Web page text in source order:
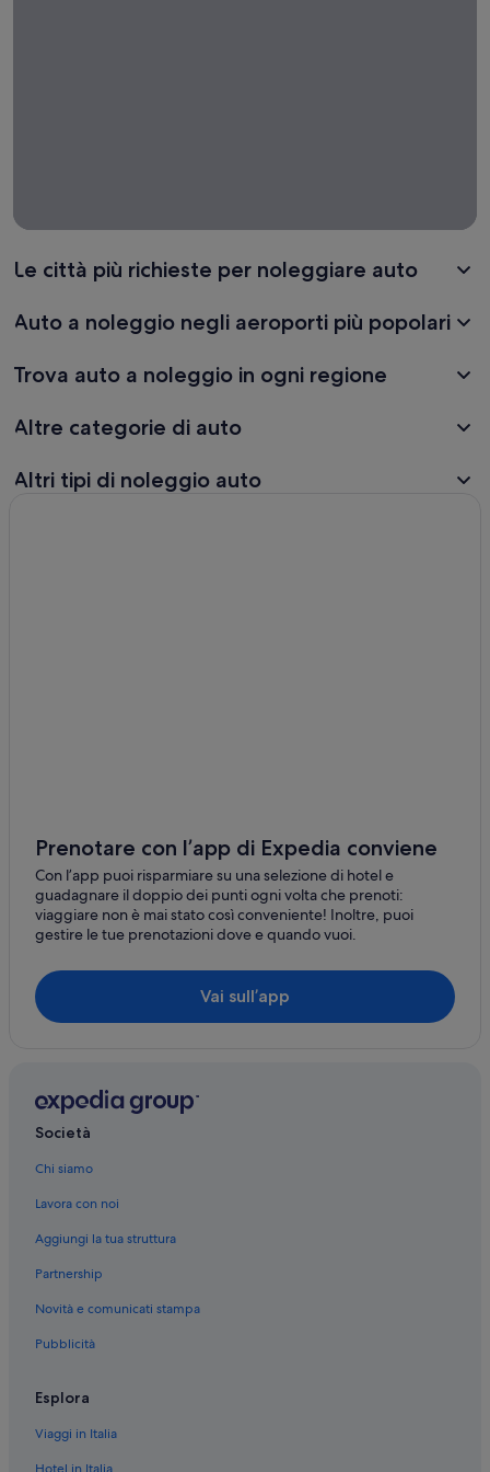
Le città più richieste per noleggiare auto
Auto a noleggio negli aeroporti più popolari
Trova auto a noleggio in ogni regione
Altre categorie di auto
Altri tipi di noleggio auto
Prenotare con l’app di Expedia conviene
Con l’app puoi risparmiare su una selezione di hotel e
guadagnare il doppio dei punti ogni volta che prenoti:
viaggiare non è mai stato così conveniente! Inoltre, puoi
gestire le tue prenotazioni dove e quando vuoi.
Vai sull’app
Società
Chi siamo
Lavora con noi
Aggiungi la tua struttura
Partnership
Novità e comunicati stampa
Pubblicità
Esplora
Viaggi in Italia
Hotel in Italia